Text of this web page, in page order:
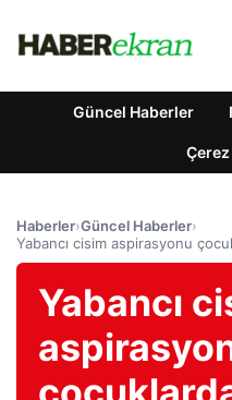
Güncel Haberler
Haberler›Güncel Haberler›
Yabancı cisim aspirasyonu
Yabancı